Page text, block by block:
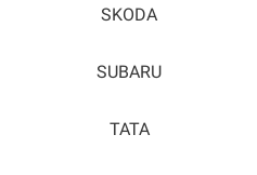
SKODA
SUBARU
TATA